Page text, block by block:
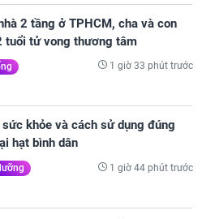
2 tầng ở TPHCM, cha và con
tuổi tử vong thương tâm
1 giờ 33 phút trước
khỏe và cách sử dụng đúng
hạt bình dân
1 giờ 44 phút trước